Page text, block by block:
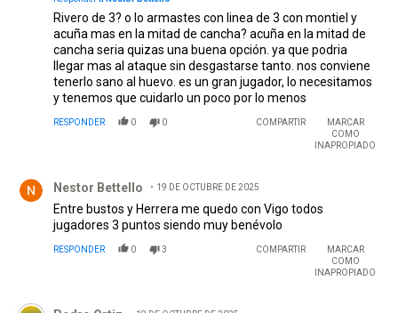
Rivero de 3? o lo armastes con linea de 3 con montiel y
acuña mas en la mitad de cancha? acuña en la mitad de
cancha seria quizas una buena opción. ya que podria
llegar mas al ataque sin desgastarse tanto. nos conviene
tenerlo sano al huevo. es un gran jugador, lo necesitamos
y tenemos que cuidarlo un poco por lo menos
RESPONDER 0 0 COMPARTIR
MARCAR
COMO
INAPROPIADO
Nestor Bettello 19 DE OCTUBRE DE 2025
Entre bustos y Herrera me quedo con Vigo todos
jugadores 3 puntos siendo muy benévolo
RESPONDER 0 3 COMPARTIR
MARCAR
COMO
INAPROPIADO
Comentario de Pedro Ortiz.